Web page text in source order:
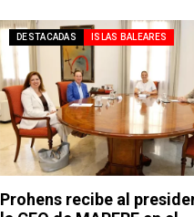
DESTACADAS ISLAS BALEARES
Prohens recibe al